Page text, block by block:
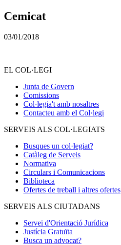
Cemicat
03/01/2018
EL COL·LEGI
Junta de Govern
Comissions
Col·legia't amb nosaltres
Contacteu amb el Col·legi
SERVEIS ALS COL·LEGIATS
Busques un col·legiat?
Catàleg de Serveis
Normativa
Circulars i Comunicacions
Biblioteca
Ofertes de treball i altres ofertes
SERVEIS ALS CIUTADANS
Servei d'Orientació Jurídica
Justícia Gratuïta
Busca un advocat?